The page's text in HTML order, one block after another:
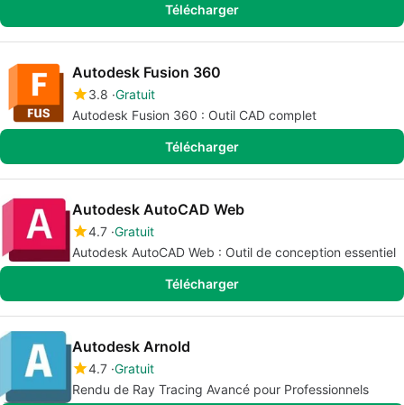
Télécharger
Autodesk Fusion 360
3.8 Gratuit
Autodesk Fusion 360 : Outil CAD complet
Télécharger
Autodesk AutoCAD Web
4.7 Gratuit
Autodesk AutoCAD Web : Outil de conception essentiel
Télécharger
Autodesk Arnold
4.7 Gratuit
Rendu de Ray Tracing Avancé pour Professionnels